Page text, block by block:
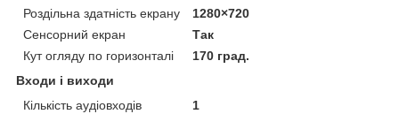
Роздільна здатність екрану
1280×720
Сенсорний екран
Так
Кут огляду по горизонталі
170 град.
Входи і виходи
Кількість аудіовходів
1